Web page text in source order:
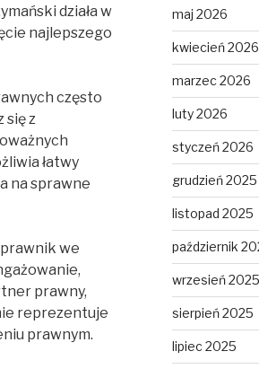
działa w
najlepszego
często
się z
łatwy
na sprawne
we
prawny,
reprezentuje
prawnym.
maj 2026
kwiecień 2026
marzec 2026
luty 2026
styczeń 2026
grudzień 2025
listopad 2025
październik
wrzesień 2025
sierpień 2025
lipiec 2025